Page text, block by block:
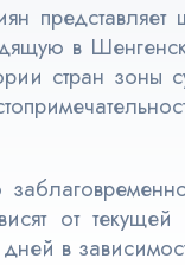
представляет
в
стран
от
в